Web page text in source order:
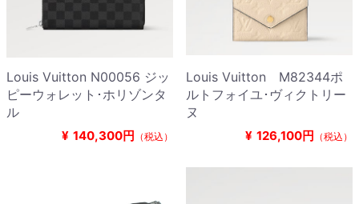
Louis Vuitton N00056 ジッ
ピーウォレット･ホリゾンタ
ル
¥ 140,300円 （税込）
Louis Vuitton M82344ポ
ルトフォイユ･ヴィクトリー
ヌ
¥ 126,100円 （税込）